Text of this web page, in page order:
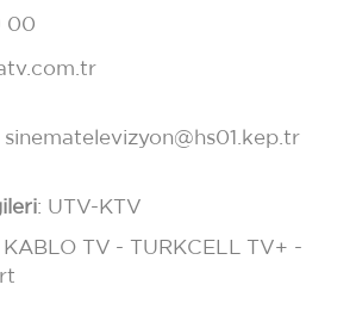
00
sinematelevizyon@hs01.kep.tr
: UTV-KTV
KABLO TV - TURKCELL TV+ -